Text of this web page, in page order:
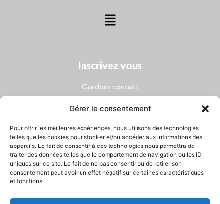
Gérer le consentement
Pour offrir les meilleures expériences, nous utilisons des technologies
telles que les cookies pour stocker et/ou accéder aux informations des
appareils. Le fait de consentir à ces technologies nous permettra de
traiter des données telles que le comportement de navigation ou les ID
uniques sur ce site. Le fait de ne pas consentir ou de retirer son
consentement peut avoir un effet négatif sur certaines caractéristiques
et fonctions.
Inscrivez vous
Gardons contact